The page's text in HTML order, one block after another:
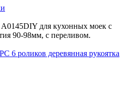
для кухонных моек с
90-98мм, с переливом.